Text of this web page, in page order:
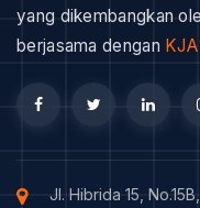
yang dikembangkan
berjasama dengan
Jl. Hibrida 15,